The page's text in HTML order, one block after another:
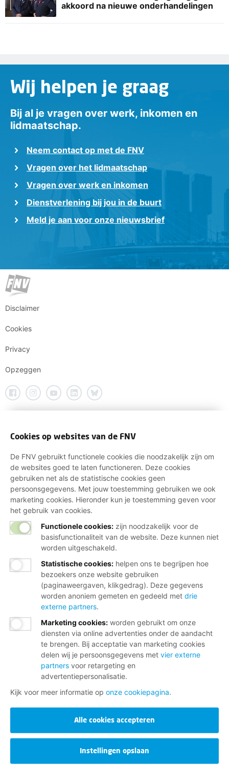
akkoord na nieuwe onderhandelingen
Wij helpen je graag
Bij al je vragen over werk, inkomen en
lidmaatschap.
Neem contact op met de FNV
Vragen over het lidmaatschap
Vragen over werk en inkomen
Dienstverlening bij jou in de buurt
Meld je aan voor onze nieuwsbrief
Disclaimer
Cookies
Privacy
Opzeggen
Cookies op websites van de FNV
De FNV gebruikt functionele cookies die noodzakelijk zijn om
de websites goed te laten functioneren. Deze cookies
gebruiken net als de statistische cookies geen
persoonsgegevens. Met jouw toestemming gebruiken we ook
marketing cookies. Hieronder kun je toestemming geven voor
het gebruik van cookies.
Functionele cookies: zijn noodzakelijk voor de
basisfunctionaliteit van de website. Deze kunnen niet
worden uitgeschakeld.
Statistische cookies: helpen ons te begrijpen hoe
bezoekers onze website gebruiken
(paginaweergaven, klikgedrag). Deze gegevens
worden anoniem gemeten en gedeeld met drie
externe partners.
Marketing cookies: worden gebruikt om onze
diensten via online advertenties onder de aandacht
te brengen. Bij acceptatie van marketing cookies
delen wij je persoonsgegevens met vier externe
partners voor retargeting en
advertentiepersonalisatie.
Kijk voor meer informatie op onze cookiepagina.
Alle cookies accepteren
Instellingen opslaan